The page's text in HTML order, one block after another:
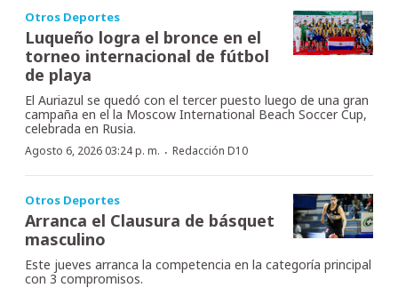
Otros Deportes
Luqueño logra el bronce en el
torneo internacional de fútbol
de playa
El Auriazul se quedó con el tercer puesto luego de una gran
campaña en el la Moscow International Beach Soccer Cup,
celebrada en Rusia.
Agosto 6, 2026 03:24 p. m. · Redacción D10
Otros Deportes
Arranca el Clausura de básquet
masculino
Este jueves arranca la competencia en la categoría principal
con 3 compromisos.